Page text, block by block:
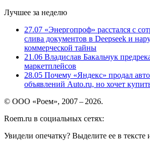
Лучшее за неделю
27.07 «Энергопроф» расстался с
слива документов в Deepseek и
коммерческой тайны
21.06 Владислав Бакальчук
маркетплейсов
28.05 Почему «Яндекс» продал
объявлений Auto.ru, но хочет
© ООО «Роем», 2007 – 2026.
Roem.ru в социальных сетях:
Увидели опечатку? Выделите ее в